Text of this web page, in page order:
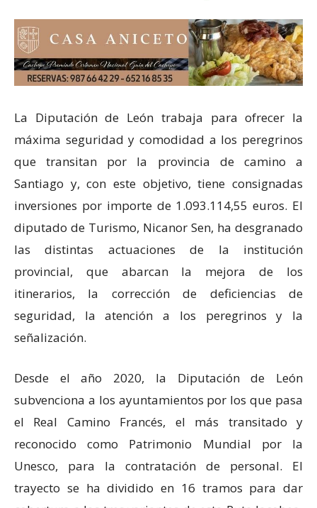
La Diputación de León trabaja para ofrecer la
máxima seguridad y comodidad a los peregrinos
que transitan por la provincia de camino a
Santiago y, con este objetivo, tiene consignadas
inversiones por importe de 1.093.114,55 euros. El
diputado de Turismo, Nicanor Sen, ha desgranado
las distintas actuaciones de la institución
provincial, que abarcan la mejora de los
itinerarios, la corrección de deficiencias de
seguridad, la atención a los peregrinos y la
señalización.
Desde el año 2020, la Diputación de León
subvenciona a los ayuntamientos por los que pasa
el Real Camino Francés, el más transitado y
reconocido como Patrimonio Mundial por la
Unesco, para la contratación de personal. El
trayecto se ha dividido en 16 tramos para dar